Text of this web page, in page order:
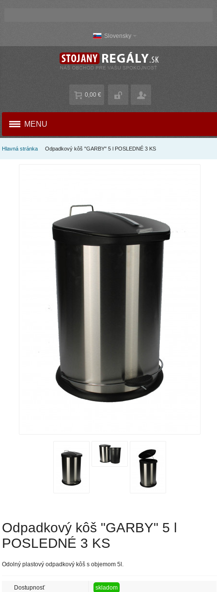
Slovensky
0,00 €
MENU
Hlavná stránka Odpadkový kôš "GARBY" 5 l POSLEDNÉ 3 KS
Odpadkový kôš "GARBY" 5 l
POSLEDNÉ 3 KS
Odolný plastový odpadkový kôš s objemom 5l.
Dostupnosť skladom